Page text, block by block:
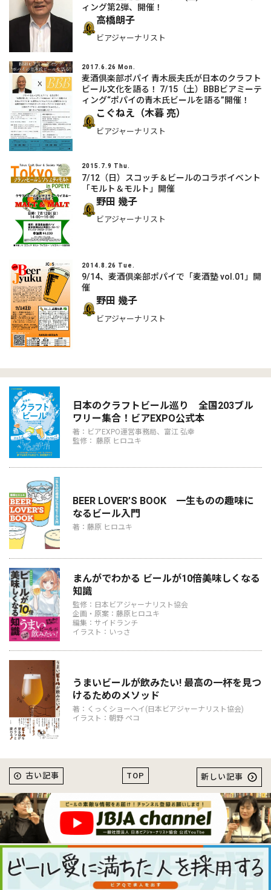
ィング第2弾、開催！
高橋朗子
ビアジャーナリスト
2017.6.26 Mon.
麦酒倶楽部ポパイ 青木辰夫氏が日本のクラフト
ビール文化を語る！ 7/15（土）BBBビアミーテ
ィング“ポパイの青木氏ビールを語る”開催！
こぐねえ（木暮 亮）
ビアジャーナリスト
2015.7.9 Thu.
7/12（日）スコッチ＆ビールのコラボイベント
「モルト＆モルト」開催
野田 幾子
ビアジャーナリスト
2014.8.26 Tue.
9/14、麦酒倶楽部ポパイで「麦酒塾 vol.01」開
催
野田 幾子
ビアジャーナリスト
日本のクラフトビール巡り 全国203ブル
ワリー集合！ビアEXPO公式本
著：ビアEXPO運営事務局、富江 弘幸
監修： 藤原 ヒロユキ
BEER LOVER’S BOOK 一生ものの趣味に
なるビール入門
著：藤原 ヒロユキ
まんがでわかる ビールが10倍美味しくなる
知識
監修：日本ビアジャーナリスト協会
企画・原案：藤原ヒロユキ
編集：サイドランチ
イラスト：いっさ
うまいビールが飲みたい! 最高の一杯を見つ
けるためのメソッド
著：くっくショーヘイ(日本ビアジャーナリスト協会)
イラスト：朝野 ペコ
TOP
古い記事 新しい記事